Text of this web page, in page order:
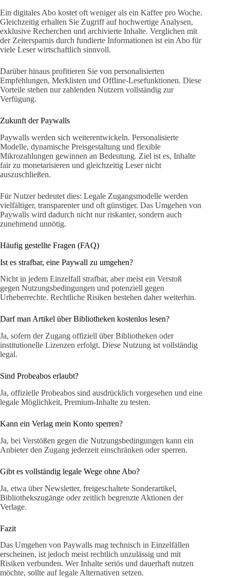
Ein digitales Abo kostet oft weniger als ein Kaffee pro Woche.
Gleichzeitig erhalten Sie Zugriff auf hochwertige Analysen,
exklusive Recherchen und archivierte Inhalte. Verglichen mit
der Zeitersparnis durch fundierte Informationen ist ein Abo für
viele Leser wirtschaftlich sinnvoll.
Darüber hinaus profitieren Sie von personalisierten
Empfehlungen, Merklisten und Offline-Lesefunktionen. Diese
Vorteile stehen nur zahlenden Nutzern vollständig zur
Verfügung.
Zukunft der Paywalls
Paywalls werden sich weiterentwickeln. Personalisierte
Modelle, dynamische Preisgestaltung und flexible
Mikrozahlungen gewinnen an Bedeutung. Ziel ist es, Inhalte
fair zu monetarisieren und gleichzeitig Leser nicht
auszuschließen.
Für Nutzer bedeutet dies: Legale Zugangsmodelle werden
vielfältiger, transparenter und oft günstiger. Das Umgehen von
Paywalls wird dadurch nicht nur riskanter, sondern auch
zunehmend unnötig.
Häufig gestellte Fragen (FAQ)
Ist es strafbar, eine Paywall zu umgehen?
Nicht in jedem Einzelfall strafbar, aber meist ein Verstoß
gegen Nutzungsbedingungen und potenziell gegen
Urheberrechte. Rechtliche Risiken bestehen daher weiterhin.
Darf man Artikel über Bibliotheken kostenlos lesen?
Ja, sofern der Zugang offiziell über Bibliotheken oder
institutionelle Lizenzen erfolgt. Diese Nutzung ist vollständig
legal.
Sind Probeabos erlaubt?
Ja, offizielle Probeabos sind ausdrücklich vorgesehen und eine
legale Möglichkeit, Premium-Inhalte zu testen.
Kann ein Verlag mein Konto sperren?
Ja, bei Verstößen gegen die Nutzungsbedingungen kann ein
Anbieter den Zugang jederzeit einschränken oder sperren.
Gibt es vollständig legale Wege ohne Abo?
Ja, etwa über Newsletter, freigeschaltete Sonderartikel,
Bibliothekszugänge oder zeitlich begrenzte Aktionen der
Verlage.
Fazit
Das Umgehen von Paywalls mag technisch in Einzelfällen
erscheinen, ist jedoch meist rechtlich unzulässig und mit
Risiken verbunden. Wer Inhalte seriös und dauerhaft nutzen
möchte, sollte auf legale Alternativen setzen.